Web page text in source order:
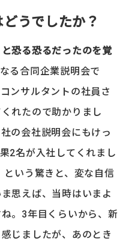
うでしたか？
恐る恐るだったのを覚
る合同企業説明会で
ンサルタントの社員さ
れたので助かりまし
の会社説明会にもけっ
2名が入社してくれまし
いう驚きと、変な自信
思えば、当時はいまよ
。3年目くらいから、新
じましたが、あのとき